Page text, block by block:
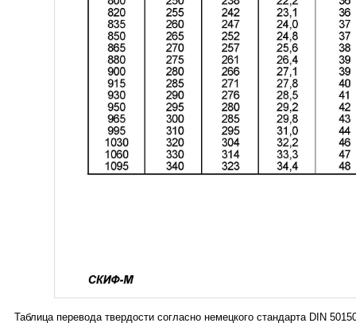
Таблица перевода твердости согласно немецкого стандарта DIN